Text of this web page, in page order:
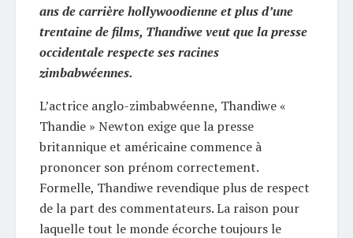
ans de carrière hollywoodienne et plus d’une
trentaine de films, Thandiwe veut que la presse
occidentale respecte ses racines
zimbabwéennes.
L’actrice anglo-zimbabwéenne, Thandiwe «
Thandie » Newton exige que la presse
britannique et américaine commence à
prononcer son prénom correctement.
Formelle, Thandiwe revendique plus de respect
de la part des commentateurs. La raison pour
laquelle tout le monde écorche toujours le